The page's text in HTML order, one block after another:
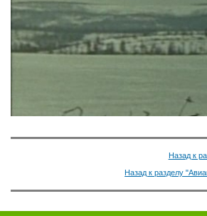
Назад к
Назад к разделу